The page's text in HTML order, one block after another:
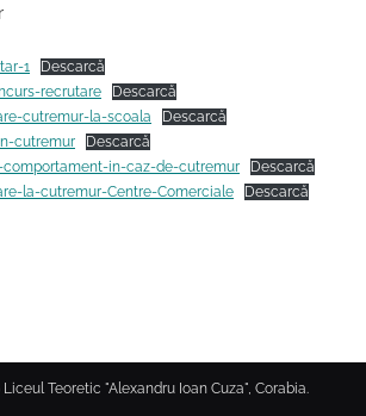
1
Descarcă
recrutare
Descarcă
cutremur-la-scoala
Descarcă
cutremur
Descarcă
comportament-in-caz-de-cutremur
Descarcă
la-cutremur-Centre-Comerciale
Descarcă
Teoretic "Alexandru Ioan Cuza", Corabia.